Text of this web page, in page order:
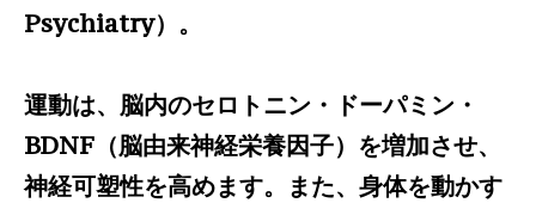
Psychiatry）。
運動は、脳内のセロトニン・ドーパミン・
BDNF（脳由来神経栄養因子）を増加させ、
神経可塑性を高めます。また、身体を動かす